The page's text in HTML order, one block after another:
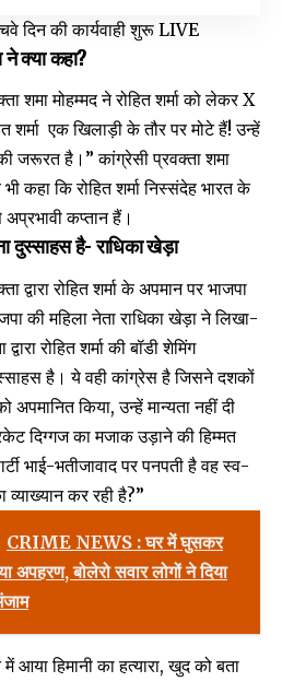
दिन की कार्यवाही शुरू LIVE
क्या कहा?
शमा मोहम्मद ने रोहित शर्मा को लेकर X
शर्मा एक खिलाड़ी के तौर पर मोटे हैं! उन्हें
जरूरत है।” कांग्रेसी प्रवक्ता शमा
कहा कि रोहित शर्मा निस्संदेह भारत के
कप्तान हैं।
दुस्साहस है- राधिका खेड़ा
द्वारा रोहित शर्मा के अपमान पर भाजपा
की महिला नेता राधिका खेड़ा ने लिखा-
रोहित शर्मा की बॉडी शेमिंग
है। ये वही कांग्रेस है जिसने दशकों
अपमानित किया, उन्हें मान्यता नहीं दी
दिग्गज का मजाक उड़ाने की हिम्मत
भाई-भतीजावाद पर पनपती है वह स्व-
व्याख्यान कर रही है?”
CRIME NEWS : घर में घुसकर
अपहरण, बोलेरो सवार लोगों ने दिया
आया हिमानी का हत्यारा, खुद को बता